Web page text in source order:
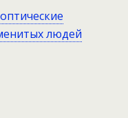
людей